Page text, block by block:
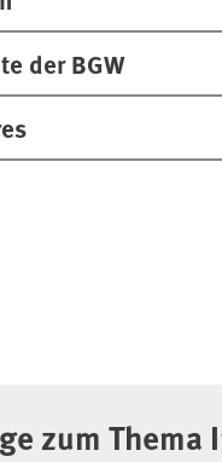
der BGW
zum Thema